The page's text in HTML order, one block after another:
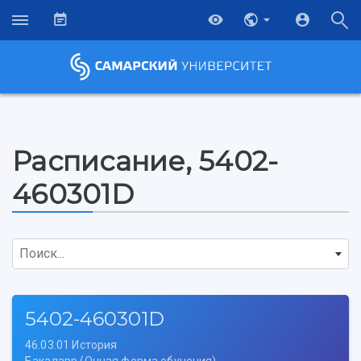
НАЗАД
Расписание, 5402-
460301D
Поиск...
5402-460301D
46.03.01 История